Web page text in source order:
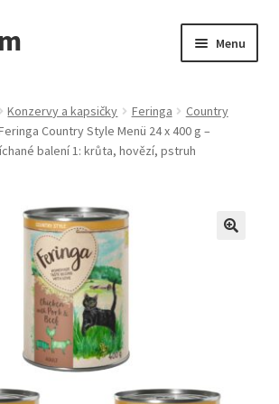
Menu
Konzervy a kapsičky Feringa
Country
Country Style Menü 24 x 400 g –
balení 1: krůta, hovězí, pstruh